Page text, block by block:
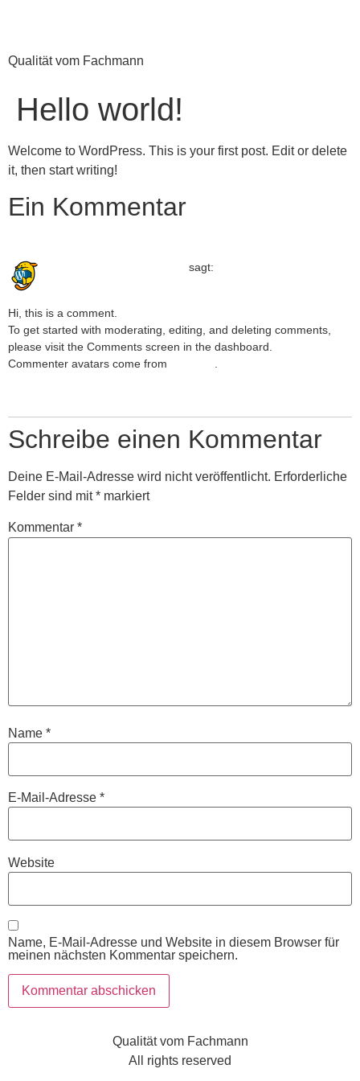
Qualität vom Fachmann
Hello world!
Welcome to WordPress. This is your first post. Edit or delete
it, then start writing!
Ein Kommentar
sagt:
Hi, this is a comment.
To get started with moderating, editing, and deleting comments,
please visit the Comments screen in the dashboard.
Commenter avatars come from
Schreibe einen Kommentar
Deine E-Mail-Adresse wird nicht veröffentlicht. Erforderliche
Felder sind mit* markiert
Kommentar *
Name *
E-Mail-Adresse *
Website
Name, E-Mail-Adresse und Website in diesem Browser für
meinen nächsten Kommentar speichern.
Qualität vom Fachmann
All rights reserved